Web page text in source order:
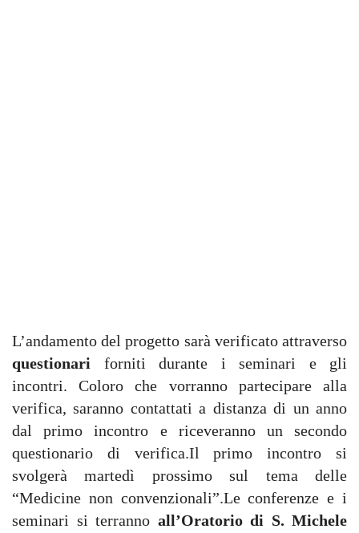
L’andamento del progetto sarà verificato attraverso
questionari forniti durante i seminari e gli
incontri. Coloro che vorranno partecipare alla
verifica, saranno contattati a distanza di un anno
dal primo incontro e riceveranno un secondo
questionario di verifica.Il primo incontro si
svolgerà martedì prossimo sul tema delle
“Medicine non convenzionali”.Le conferenze e i
seminari si terranno all’Oratorio di S. Michele